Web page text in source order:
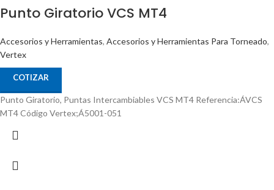
Punto Giratorio VCS MT4
Accesorios y Herramientas, Accesorios y Herramientas Para Torneado,
Vertex
COTIZAR
Punto Giratorio, Puntas Intercambiables VCS MT4 Referencia:ÁVCS
MT4 Código Vertex;Á5001-051